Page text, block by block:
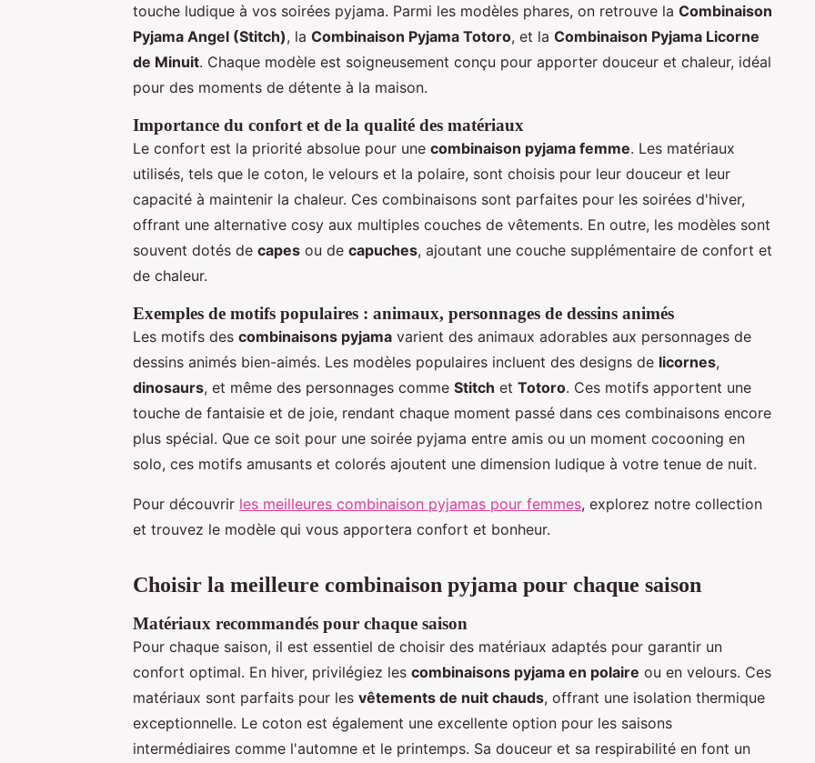
touche ludique à vos soirées pyjama. Parmi les modèles phares, on retrouve la Combinaison
Pyjama Angel (Stitch), la Combinaison Pyjama Totoro, et la Combinaison Pyjama Licorne
de Minuit. Chaque modèle est soigneusement conçu pour apporter douceur et chaleur, idéal
pour des moments de détente à la maison.
Importance du confort et de la qualité des matériaux
Le confort est la priorité absolue pour une combinaison pyjama femme. Les matériaux
utilisés, tels que le coton, le velours et la polaire, sont choisis pour leur douceur et leur
capacité à maintenir la chaleur. Ces combinaisons sont parfaites pour les soirées d'hiver,
offrant une alternative cosy aux multiples couches de vêtements. En outre, les modèles sont
souvent dotés de capes ou de capuches, ajoutant une couche supplémentaire de confort et
de chaleur.
Exemples de motifs populaires : animaux, personnages de dessins animés
Les motifs des combinaisons pyjama varient des animaux adorables aux personnages de
dessins animés bien-aimés. Les modèles populaires incluent des designs de licornes,
dinosaurs, et même des personnages comme Stitch et Totoro. Ces motifs apportent une
touche de fantaisie et de joie, rendant chaque moment passé dans ces combinaisons encore
plus spécial. Que ce soit pour une soirée pyjama entre amis ou un moment cocooning en
solo, ces motifs amusants et colorés ajoutent une dimension ludique à votre tenue de nuit.
Pour découvrir les meilleures combinaison pyjamas pour femmes, explorez notre collection
et trouvez le modèle qui vous apportera confort et bonheur.
Choisir la meilleure combinaison pyjama pour chaque saison
Matériaux recommandés pour chaque saison
Pour chaque saison, il est essentiel de choisir des matériaux adaptés pour garantir un
confort optimal. En hiver, privilégiez les combinaisons pyjama en polaire ou en velours. Ces
matériaux sont parfaits pour les vêtements de nuit chauds, offrant une isolation thermique
exceptionnelle. Le coton est également une excellente option pour les saisons
intermédiaires comme l'automne et le printemps. Sa douceur et sa respirabilité en font un